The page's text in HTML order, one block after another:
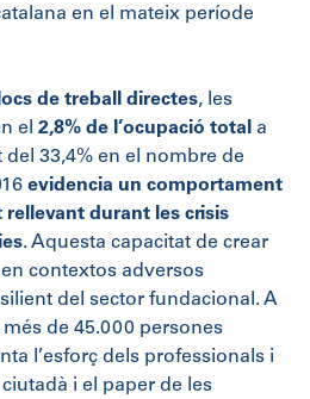
en el mateix període
de treball directes, les
el 2,8% de l’ocupació total
a
del 33,4% en el nombre de
evidencia un comportament
durant les crisis
. Aquesta capacitat de crear
contextos adversos
del sector fundacional. A
de 45.000 persones
l’esforç dels professionals i
i el paper de les